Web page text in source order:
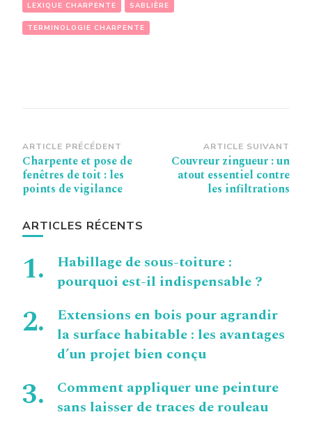
LEXIQUE CHARPENTE SABLIÈRE
TERMINOLOGIE CHARPENTE
Navigation
d’article
ARTICLE PRÉCÉDENT
Charpente et pose de
fenêtres de toit : les
points de vigilance
ARTICLE SUIVANT
Couvreur zingueur : un
atout essentiel contre
les infiltrations
ARTICLES RÉCENTS
Habillage de sous-toiture :
pourquoi est-il indispensable ?
Extensions en bois pour agrandir
la surface habitable : les avantages
d’un projet bien conçu
Comment appliquer une peinture
sans laisser de traces de rouleau